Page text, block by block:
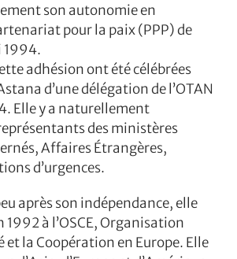
son autonomie en
pour la paix (PPP) de
1994.
adhésion ont été célébrées
d’une délégation de l’OTAN
Elle y a naturellement
des ministères
Affaires Étrangères,
d’urgences.
après son indépendance, elle
1992 à l’OSCE, Organisation
et la Coopération en Europe. Elle